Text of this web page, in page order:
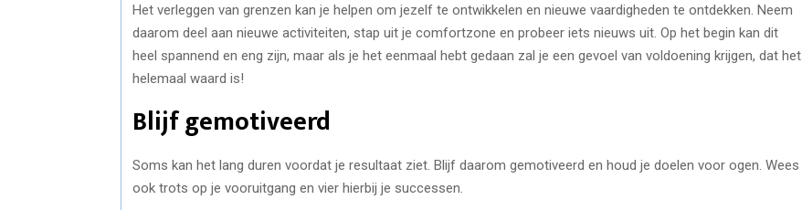
Het verleggen van grenzen kan je helpen om jezelf te ontwikkelen en nieuwe vaardigheden te ontdekken. Neem
daarom deel aan nieuwe activiteiten, stap uit je comfortzone en probeer iets nieuws uit. Op het begin kan dit
heel spannend en eng zijn, maar als je het eenmaal hebt gedaan zal je een gevoel van voldoening krijgen, dat het
helemaal waard is!
Blijf gemotiveerd
Soms kan het lang duren voordat je resultaat ziet. Blijf daarom gemotiveerd en houd je doelen voor ogen. Wees
ook trots op je vooruitgang en vier hierbij je successen.